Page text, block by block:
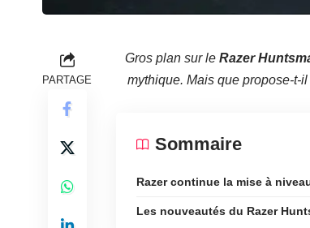
PARTAGE
Gros plan sur le Razer
mythique. Mais que propose-t-
Sommaire
Razer continue la mise à
Les nouveautés du Razer